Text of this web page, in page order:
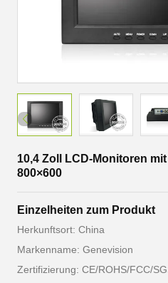
10,4 Zoll LCD-Monitoren
800×600
Einzelheiten zum Produkt
Herkunftsort: China
Markenname: Genevision
Zertifizierung: CE/ROHS/FCC/